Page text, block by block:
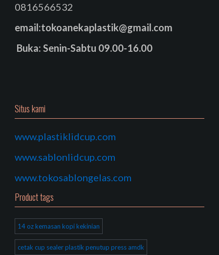
0816566532
email:tokoanekaplastik@gmail.com
Buka: Senin-Sabtu 09.00-16.00
Situs kami
www.plastiklidcup.com
www.sablonlidcup.com
www.tokosablongelas.com
Product tags
14 oz kemasan kopi kekinian
cetak cup sealer plastik penutup press amdk